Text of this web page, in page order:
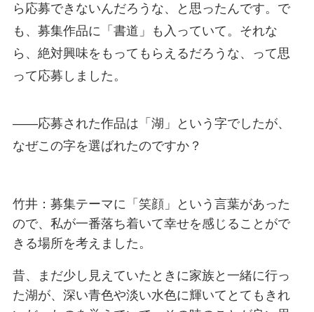
ら応募できないんだろうな、と思ったんです。で
も、募集作品に「書道」も入っていて。それな
ら、絶対興味をもってもらえるだろうな、って思
って応募しました。
――応募された作品は「湖」という字でしたが、
なぜこの字を選ばれたのですか？
竹井：募集テーマに「笑顔」という言葉があった
ので、私が一番落ち着いて幸せを感じることがで
きる場所を考えました。
昔、まだ少し見えていたときに家族と一緒に行っ
た湖が、深い青色や淡い水色に輝いてとてもきれ